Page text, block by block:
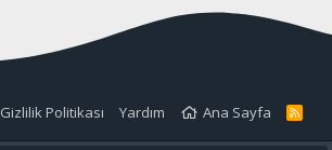
Gizlilik Politikası Yardım Ana Sayfa
R
S